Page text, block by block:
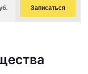
Записаться